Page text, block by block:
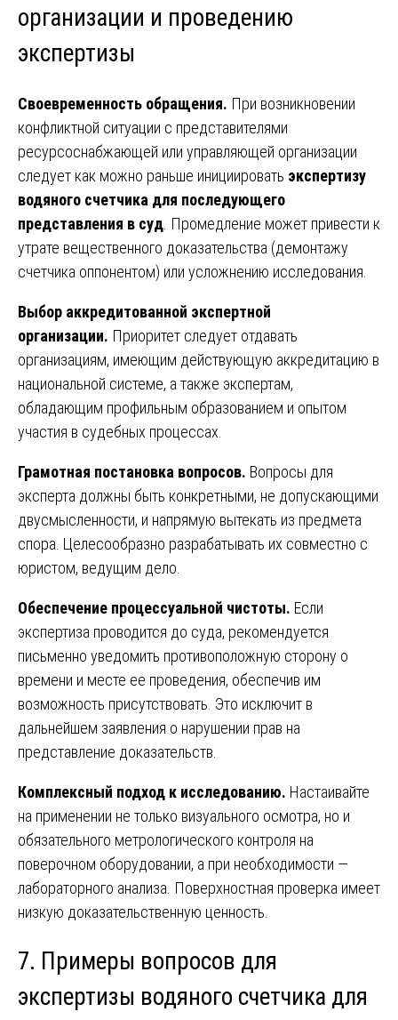
организации и проведению
экспертизы
Своевременность обращения. При возникновении
конфликтной ситуации с представителями
ресурсоснабжающей или управляющей организации
следует как можно раньше инициировать экспертизу
водяного счетчика для последующего
представления в суд . Промедление может привести к
утрате вещественного доказательства (демонтажу
счетчика оппонентом) или усложнению исследования.
Выбор аккредитованной экспертной
организации. Приоритет следует отдавать
организациям, имеющим действующую аккредитацию в
национальной системе, а также экспертам,
обладающим профильным образованием и опытом
участия в судебных процессах.
Грамотная постановка вопросов. Вопросы для
эксперта должны быть конкретными, не допускающими
двусмысленности, и напрямую вытекать из предмета
спора. Целесообразно разрабатывать их совместно с
юристом, ведущим дело.
Обеспечение процессуальной чистоты. Если
экспертиза проводится до суда, рекомендуется
письменно уведомить противоположную сторону о
времени и месте ее проведения, обеспечив им
возможность присутствовать. Это исключит в
дальнейшем заявления о нарушении прав на
представление доказательств.
Комплексный подход к исследованию. Настаивайте
на применении не только визуального осмотра, но и
обязательного метрологического контроля на
поверочном оборудовании, а при необходимости —
лабораторного анализа. Поверхностная проверка имеет
низкую доказательственную ценность.
7. Примеры вопросов для
экспертизы водяного счетчика для